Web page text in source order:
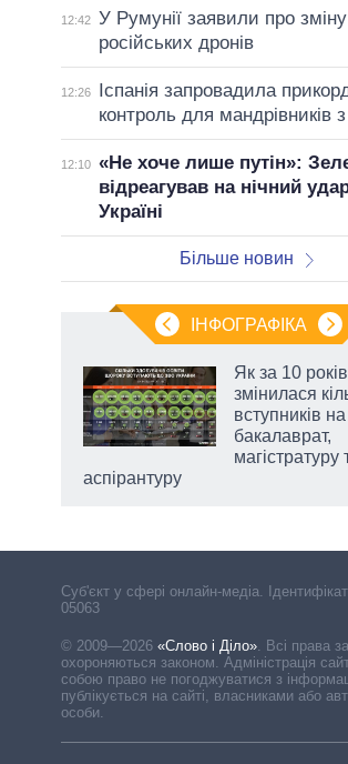
12:42 У Румунії заявили про
російських дронів
12:26
Іспанія запровадила
контроль для мандрівників з
12:10 «Не хоче лише путін»:
відреагував на нічний
Україні
Більше новин
ІНФОГРАФІКА
Як за 10 років
змінилася
вступників на
бакалаврат,
магістратуру
аспірантуру
Cуб'єкт у сфері онлайн-медіа.
05063
© 2009—2026 «Слово і Діло»
Всі права
охороняються законом. Адміністрація
собою право не погоджуватися з
публікується на сайті, власниками або
особи.